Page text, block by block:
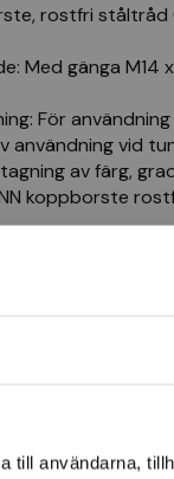
till användarna,
rostfri ståltråd
Med gänga M14
För
användning vid
av färg,
koppborste